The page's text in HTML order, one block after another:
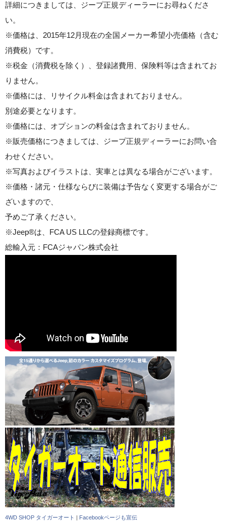
詳細につきましては、ジープ正規ディーラーにお尋ねくださ
い。
※価格は、2015年12月現在の全国メーカー希望小売価格（含む
消費税）です。
※税金（消費税を除く）、登録諸費用、保険料等は含まれてお
りません。
※価格には、リサイクル料金は含まれておりません。
別途必要となります。
※価格には、オプションの料金は含まれておりません。
※販売価格につきましては、ジープ正規ディーラーにお問い合
わせください。
※写真およびイラストは、実車とは異なる場合がございます。
※価格・諸元・仕様ならびに装備は予告なく変更する場合がご
ざいますので、
予めご了承ください。
※Jeep®は、FCA US LLCの登録商標です。
総輸入元：FCAジャパン株式会社
4WD SHOP タイガーオート | Facebookページも宣伝